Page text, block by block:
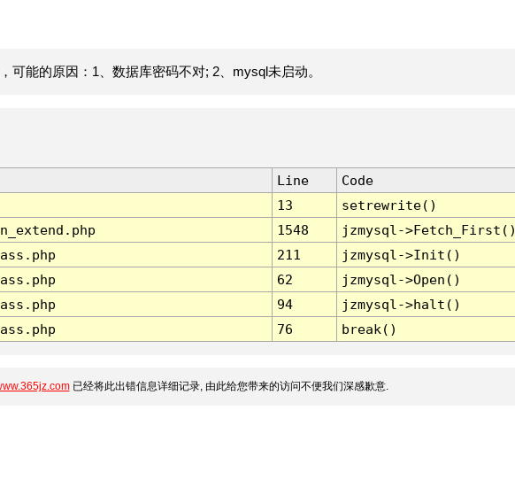
可能的原因：1、数据库密码不对; 2、mysql未启动。
Line
Code
13
setrewrite()
1548
jzmysql-
211
jzmysql->Init()
62
jzmysql->Open()
94
jzmysql->halt()
76 break()
已经将此出错信息详细记录, 由此给您带来的访问不便我们深感歉意.